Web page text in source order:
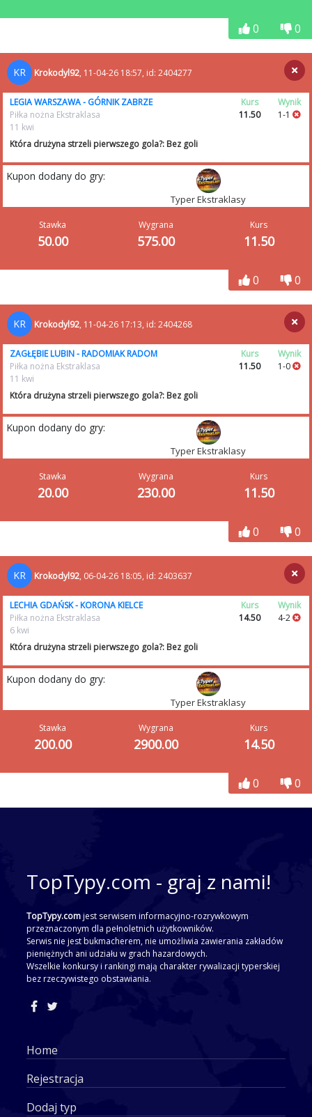
0 0
KR Krokodyl92, 11-04-26 18:57, id: 2404277
LEGIA WARSZAWA - GÓRNIK ZABRZE
Piłka nożna Ekstraklasa
11 kwi
Która drużyna strzeli pierwszego gola?: Bez goli
Kurs
11.50
Wynik
1-1
Kupon dodany do gry:
Typer Ekstraklasy
Stawka
50.00
Wygrana
575.00
Kurs
11.50
0 0
KR Krokodyl92, 11-04-26 17:13, id: 2404268
ZAGŁĘBIE LUBIN - RADOMIAK RADOM
Piłka nożna Ekstraklasa
11 kwi
Która drużyna strzeli pierwszego gola?: Bez goli
Kurs
11.50
Wynik
1-0
Kupon dodany do gry:
Typer Ekstraklasy
Stawka
20.00
Wygrana
230.00
Kurs
11.50
0 0
KR Krokodyl92, 06-04-26 18:05, id: 2403637
LECHIA GDAŃSK - KORONA KIELCE
Piłka nożna Ekstraklasa
6 kwi
Która drużyna strzeli pierwszego gola?: Bez goli
Kurs
14.50
Wynik
4-2
Kupon dodany do gry:
Typer Ekstraklasy
Stawka
200.00
Wygrana
2900.00
Kurs
14.50
0 0
TopTypy.com - graj z nami!
TopTypy.comjest serwisem informacyjno-rozrywkowym
przeznaczonym dla pełnoletnich użytkowników.
Serwis nie jest bukmacherem, nie umożliwia zawierania zakładów
pieniężnych ani udziału w grach hazardowych.
Wszelkie konkursy i rankingi mają charakter rywalizacji typerskiej
bez rzeczywistego obstawiania.
Home
Rejestracja
Dodaj typ